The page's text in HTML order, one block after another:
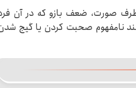
صورت، ضعف بازو که در آن
نامفهوم صحبت کردن یا گیج